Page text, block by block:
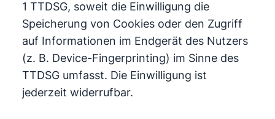
1 TTDSG, soweit die Einwilligung die
Speicherung von Cookies oder den Zugriff
auf Informationen im Endgerät des Nutzers
(z. B. Device-Fingerprinting) im Sinne des
TTDSG umfasst. Die Einwilligung ist
jederzeit widerrufbar.